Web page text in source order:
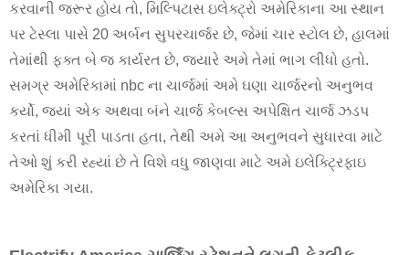
કરવાની જરૂર હોય તો, મિલ્પિટાસ ઇલેક્ટ્રો અમેરિકાના આ સ્થાન
પર ટેસ્લા પાસે 20 અર્બન સુપરચાર્જર છે, જેમાં ચાર સ્ટોલ છે, હાલમાં
તેમાંથી ફક્ત બે જ કાર્યરત છે, જ્યારે અમે તેમાં ભાગ લીધો હતો.
સમગ્ર અમેરિકામાં nbc ના ચાર્જમાં અમે ઘણા ચાર્જરનો અનુભવ
કર્યો, જ્યાં એક અથવા બંને ચાર્જ કેબલ્સ અપેક્ષિત ચાર્જ ઝડપ
કરતાં ધીમી પૂરી પાડતા હતા, તેથી અમે આ અનુભવને સુધારવા માટે
તેઓ શું કરી રહ્યાં છે તે વિશે વધુ જાણવા માટે અમે ઇલેક્ટ્રિફાઇ
અમેરિકા ગયા.